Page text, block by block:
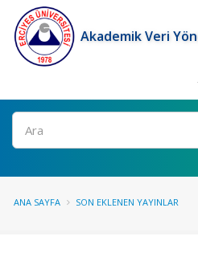
Akademik Veri
Ara
ANA SAYFA SON EKLENEN YAYINLAR